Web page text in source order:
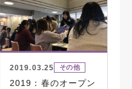
2019.03.25 その他
2019：春のオープン